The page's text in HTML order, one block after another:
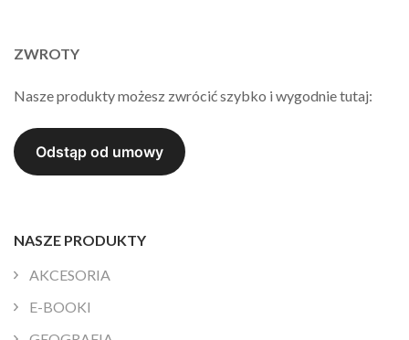
ZWROTY
Nasze produkty możesz zwrócić szybko i wygodnie tutaj:
NASZE PRODUKTY
AKCESORIA
E-BOOKI